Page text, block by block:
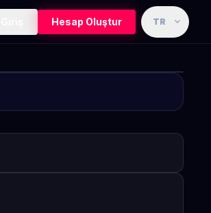
Hesap Oluştur TR expand_more